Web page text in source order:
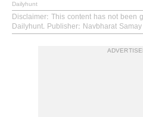
Dailyhunt
Disclaimer: This content has not been
Dailyhunt. Publisher: Navbharat Samay